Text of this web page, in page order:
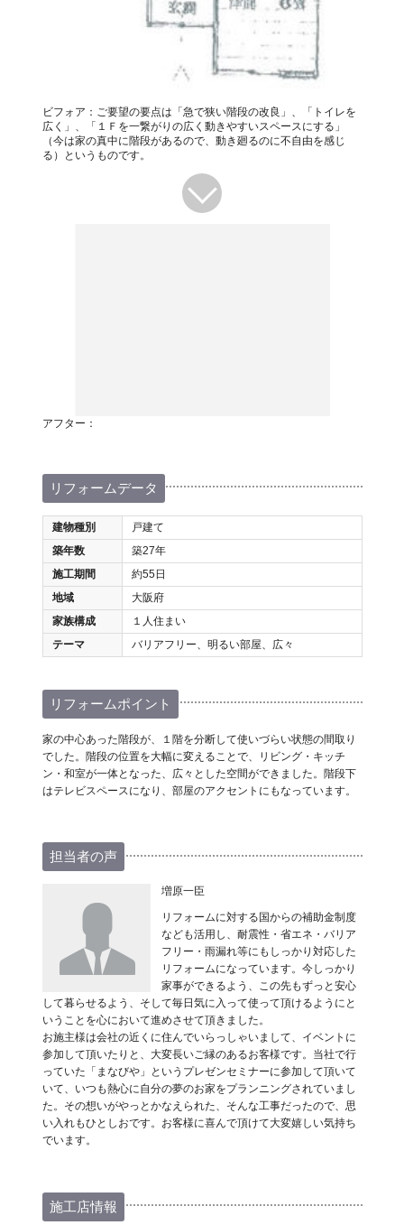
ビフォア：ご要望の要点は「急で狭い階段の改良」、「トイレを
広く」、「１Ｆを一繋がりの広く動きやすいスペースにする」
（今は家の真中に階段があるので、動き廻るのに不自由を感じ
る）というものです。
アフター：
リフォームデータ
建物種別
戸建て
築年数
築27年
施工期間
約55日
地域
大阪府
家族構成
１人住まい
テーマ
バリアフリー、明るい部屋、広々
リフォームポイント
家の中心あった階段が、１階を分断して使いづらい状態の間取り
でした。階段の位置を大幅に変えることで、リビング・キッチ
ン・和室が一体となった、広々とした空間ができました。階段下
はテレビスペースになり、部屋のアクセントにもなっています。
担当者の声
増原一臣
リフォームに対する国からの補助金制度
なども活用し、耐震性・省エネ・バリア
フリー・雨漏れ等にもしっかり対応した
リフォームになっています。今しっかり
家事ができるよう、この先もずっと安心
して暮らせるよう、そして毎日気に入って使って頂けるようにと
いうことを心において進めさせて頂きました。
お施主様は会社の近くに住んでいらっしゃいまして、イベントに
参加して頂いたりと、大変長いご縁のあるお客様です。当社で行
っていた「まなびや」というプレゼンセミナーに参加して頂いて
いて、いつも熱心に自分の夢のお家をプランニングされていまし
た。その想いがやっとかなえられた、そんな工事だったので、思
い入れもひとしおです。お客様に喜んで頂けて大変嬉しい気持ち
でいます。
施工店情報